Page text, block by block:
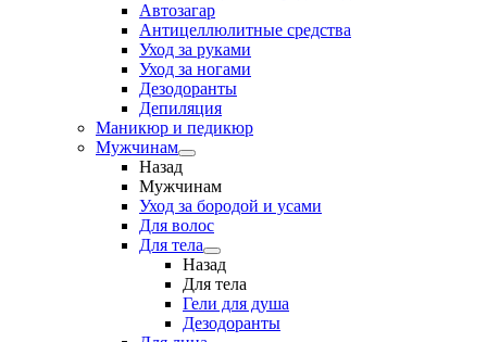
Автозагар
Антицеллюлитные средства
Уход за руками
Уход за ногами
Дезодоранты
Депиляция
Маникюр и педикюр
Мужчинам
Назад
Мужчинам
Уход за бородой и усами
Для волос
Для тела
Назад
Для тела
Гели для душа
Дезодоранты